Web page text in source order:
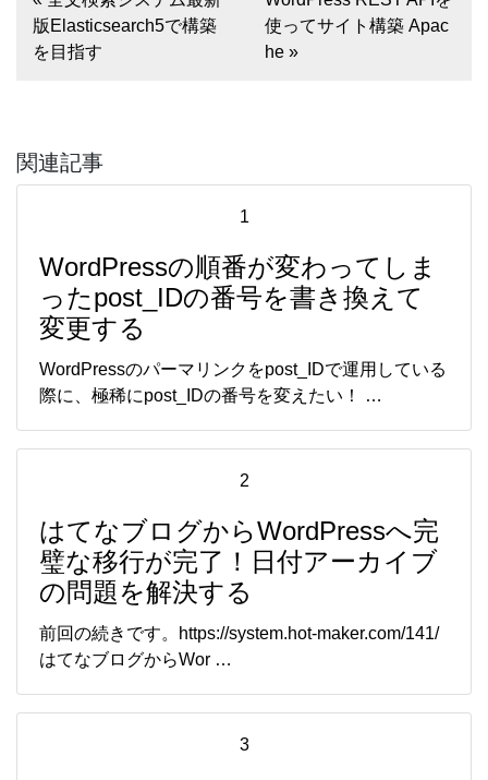
版Elasticsearch5で構築
を目指す
使ってサイト構築 Apac
he »
関連記事
1
WordPressの順番が変わってしま
ったpost_IDの番号を書き換えて
変更する
WordPressのパーマリンクをpost_IDで運用している
際に、極稀にpost_IDの番号を変えたい！ …
2
はてなブログからWordPressへ完
璧な移行が完了！日付アーカイブ
の問題を解決する
前回の続きです。https://system.hot-maker.com/141/
はてなブログからWor …
3